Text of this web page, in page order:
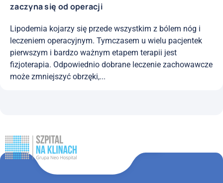
zaczyna się od operacji
Lipodemia kojarzy się przede wszystkim z bólem nóg i
leczeniem operacyjnym. Tymczasem u wielu pacjentek
pierwszym i bardzo ważnym etapem terapii jest
fizjoterapia. Odpowiednio dobrane leczenie zachowawcze
może zmniejszyć obrzęki,...